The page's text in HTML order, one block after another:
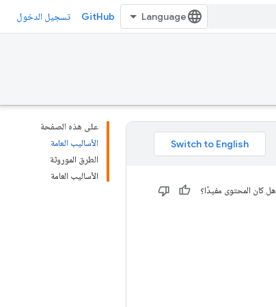
GitHub تسجيل الدخول
على هذه الصفحة
الأساليب العامة
الطرق الموروثة
الأساليب العامة
هل كان المحتوى مفيدًا؟